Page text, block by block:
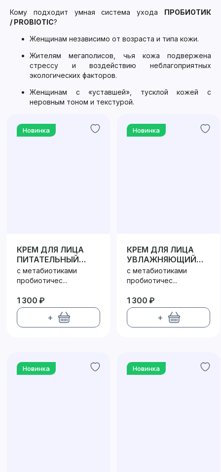
Кому подходит умная система ухода ПРОБИОТИК
/ PROBIOTIC?
Женщинам независимо от возраста и типа кожи.
Жителям мегаполисов, чья кожа подвержена
стрессу и воздействию неблагоприятных
экологических факторов.
Женщинам с «уставшей», тусклой кожей с
неровным тоном и текстурой.
Новинка
КРЕМ ДЛЯ ЛИЦА
ПИТАТЕЛЬНЫЙ
ПРОБИОТИК /
PROBIOTIC
с метабиотиками
пробиотичес...
1 300 ₽
+
Новинка
КРЕМ ДЛЯ ЛИЦА
УВЛАЖНЯЮЩИЙ
ПРОБИОТИК /
PROBIOTIC
с метабиотиками
пробиотичес...
1 300 ₽
+
Новинка Новинка